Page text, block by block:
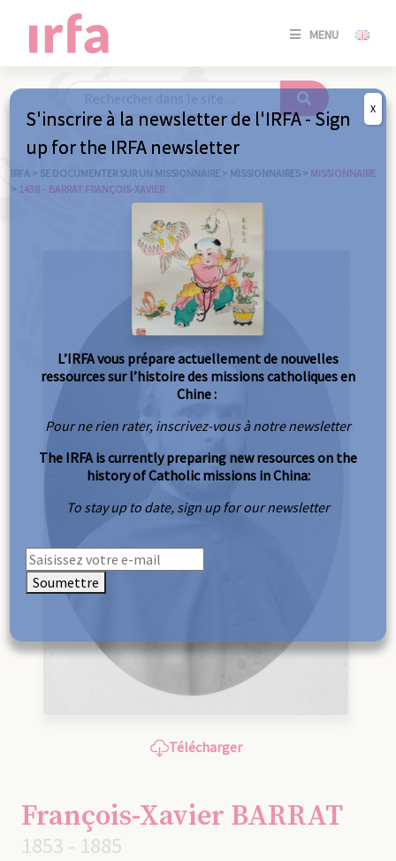
MENU
SE
/
IRFA > SE DOCUMENTER SUR UN MISSIONNAIRE > MISSIONNAIRES > MISSIONNAIRE
> 1438 – BARRAT FRANÇOIS-XAVIER
Télécharger
François-Xavier BARRAT
1853 - 1885
S'inscrire à la newsletter de l'IRFA - Sign
up for the IRFA newsletter
L’IRFA vous prépare actuellement de nouvelles
ressources sur l’histoire des missions catholiques en
Chine :
Pour ne rien rater, inscrivez-vous à notre newsletter
The IRFA is currently preparing new resources on the
history of Catholic missions in China:
To stay up to date, sign up for our newsletter
Soumettre
X